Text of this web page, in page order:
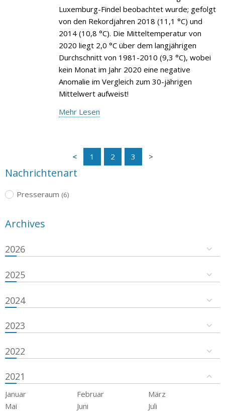
Luxemburg-Findel beobachtet wurde; gefolgt
von den Rekordjahren 2018 (11,1 °C) und
2014 (10,8 °C). Die Mitteltemperatur von
2020 liegt 2,0 °C über dem langjährigen
Durchschnitt von 1981-2010 (9,3 °C), wobei
kein Monat im Jahr 2020 eine negative
Anomalie im Vergleich zum 30-jährigen
Mittelwert aufweist!
Mehr Lesen
1 2 3
Nachrichtenart
Presseraum (6)
Archives
2026
2025
2024
2023
2022
2021
Januar Februar
März
Mai
Juni
Juli